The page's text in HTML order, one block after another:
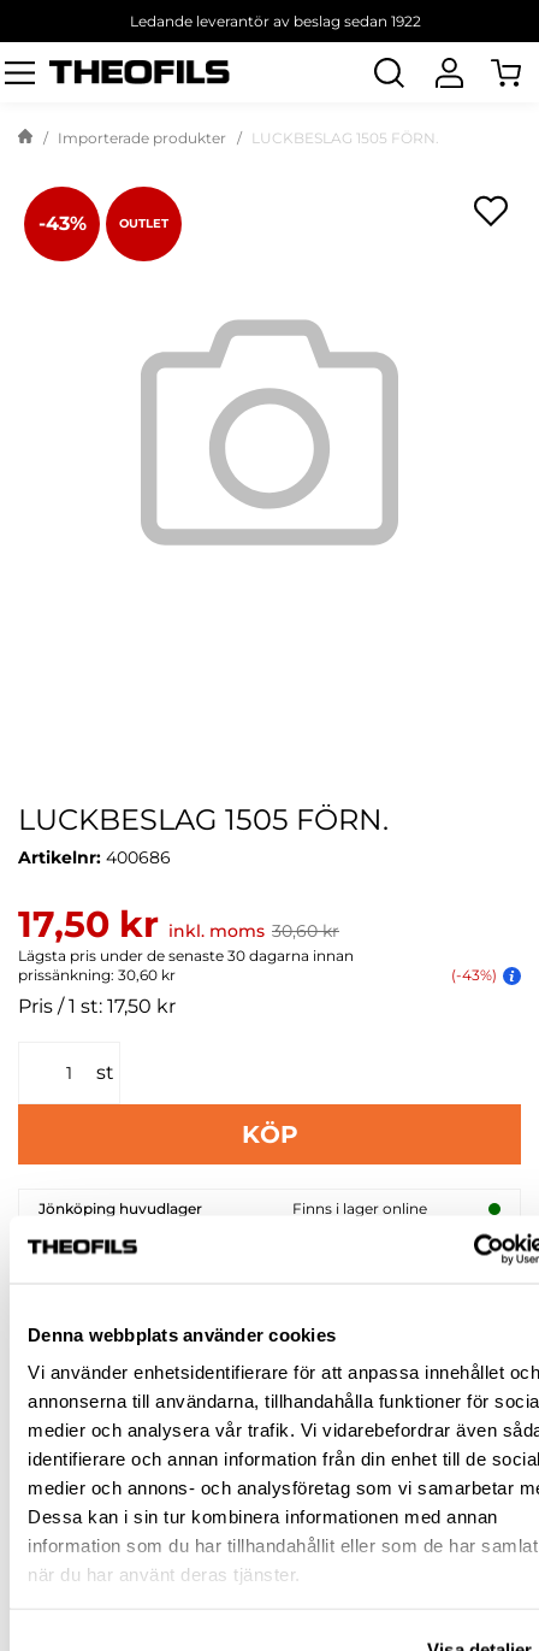
Denna webbplats använder cookies
Vi använder enhetsidentifierare för att anpassa innehållet och
annonserna till användarna, tillhandahålla funktioner för
medier och analysera vår trafik. Vi vidarebefordrar även
identifierare och annan information från din enhet till de
medier och annons- och analysföretag som vi samarbetar
Dessa kan i sin tur kombinera informationen med annan
information som du har tillhandahållit eller som de har
när du har använt deras tjänster.
Ledande leverantör av beslag sedan 1922
Sök
produkt
Importerade produkter LUCKBESLAG 1505 FÖRN.
-43% OUTLET
LUCKBESLAG 1505 FÖRN.
Artikelnr: 400686
17,50 kr inkl. moms 30,60 kr
Lägsta pris under de senaste 30 dagarna innan
prissänkning: 30,60 kr
(-43%)
Pris / 1 st: 17,50 kr
st
KÖP
Jönköping huvudlager Finns i lager online
Jönköping butik
Stockholm butik Finns i lager
Snabba leveranser
Hämta i butik
Ledande leverantör i Sverige
BESKRIVNING
FRÅGA OM PRODUKT